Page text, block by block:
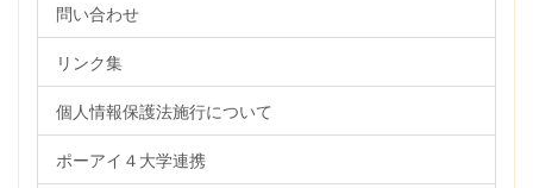
問い合わせ
リンク集
個人情報保護法施行について
ポーアイ４大学連携